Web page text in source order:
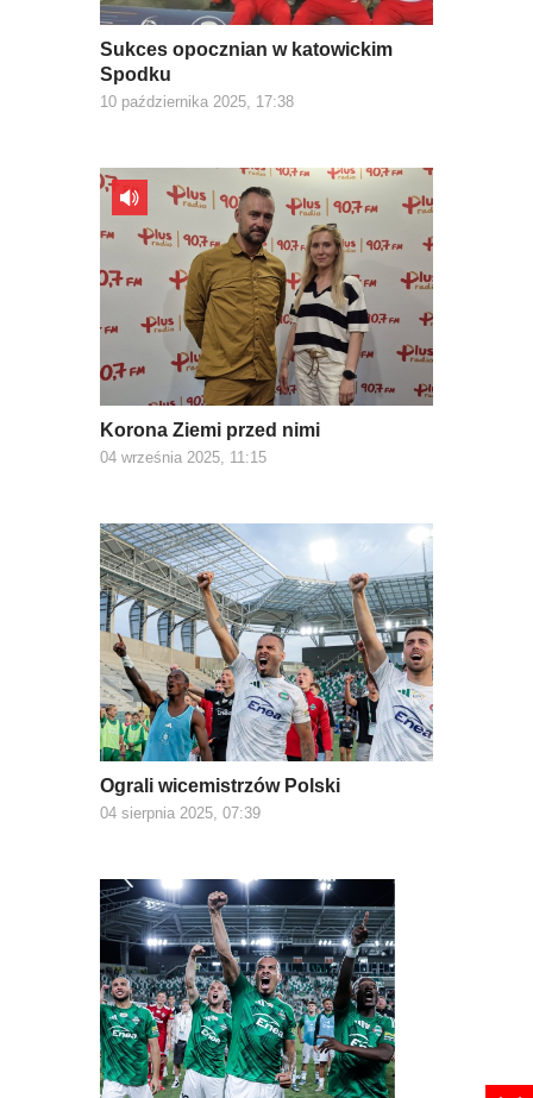
Sukces opocznian w katowickim
Spodku
10 października 2025, 17:38
Korona Ziemi przed nimi
04 września 2025, 11:15
Ograli wicemistrzów Polski
04 sierpnia 2025, 07:39